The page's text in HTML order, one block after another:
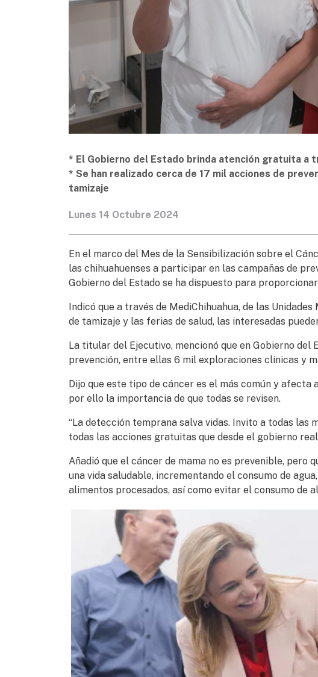
* El Gobierno del Estado brinda atención gratuita a
* Se han realizado cerca de 17 mil acciones de
tamizaje
Lunes 14 Octubre 2024
En el marco del Mes de la Sensibilización sobre el
las chihuahuenses a participar en las campañas de
Gobierno del Estado se ha dispuesto para
Indicó que a través de MediChihuahua, de las
de tamizaje y las ferias de salud, las interesadas
La titular del Ejecutivo, mencionó que en Gobierno del
prevención, entre ellas 6 mil exploraciones clínicas y
Dijo que este tipo de cáncer es el más común y afecta
por ello la importancia de que todas se revisen.
“La detección temprana salva vidas. Invito a todas las
todas las acciones gratuitas que desde el gobierno
Añadió que el cáncer de mama no es prevenible, pero
una vida saludable, incrementando el consumo de
alimentos procesados, así como evitar el consumo de